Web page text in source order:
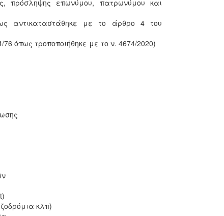
πρόσληψης επωνύμου, πατρωνύμου και
αντικαταστάθηκε με το άρθρο 4 του
όπως τροποποιήθηκε με το ν. 4674/2020)
κλπ)